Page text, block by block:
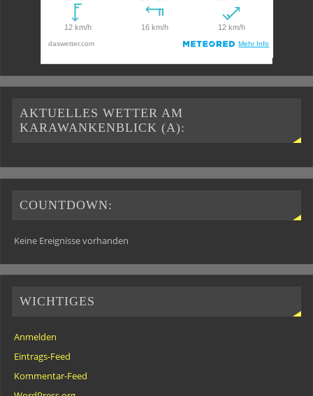
AKTUELLES WETTER AM
KARAWANKENBLICK (A):
COUNTDOWN:
Keine Ereignisse vorhanden
WICHTIGES
Anmelden
Eintrags-Feed
Kommentar-Feed